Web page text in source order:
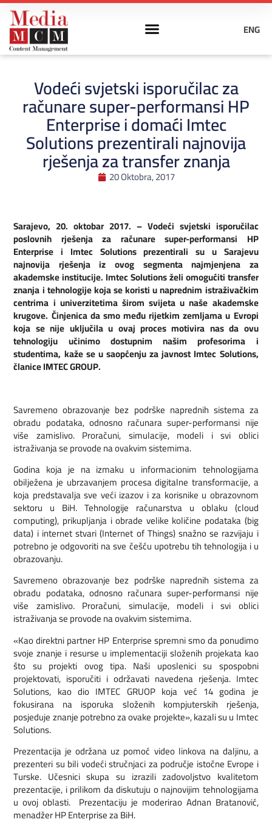
ENG
Vodeći svjetski isporučilac za
računare super-performansi HP
Enterprise i domaći Imtec
Solutions prezentirali najnovija
rješenja za transfer znanja
20 Oktobra, 2017
Sarajevo, 20. oktobar 2017. – Vodeći svjetski isporučilac
poslovnih rješenja za računare super-performansi HP
Enterprise i Imtec Solutions prezentirali su u Sarajevu
najnovija rješenja iz ovog segmenta najmjenjena za
akademske institucije. Imtec Solutions želi omogućiti transfer
znanja i tehnologije koja se koristi u naprednim istraživačkim
centrima i univerzitetima širom svijeta u naše akademske
krugove. Činjenica da smo među rijetkim zemljama u Evropi
koja se nije uključila u ovaj proces motivira nas da ovu
tehnologiju učinimo dostupnim našim profesorima i
studentima, kaže se u saopćenju za javnost Imtec Solutions,
članice IMTEC GROUP.
Savremeno obrazovanje bez podrške naprednih sistema za
obradu podataka, odnosno računara super-performansi nije
više zamislivo. Proračuni, simulacije, modeli i svi oblici
istraživanja se provode na ovakvim sistemima.
Godina koja je na izmaku u informacionim tehnologijama
obilježena je ubrzavanjem procesa digitalne transformacije, a
koja predstavalja sve veći izazov i za korisnike u obrazovnom
sektoru u BiH. Tehnologije računarstva u oblaku (cloud
computing), prikupljanja i obrade velike količine podataka (big
data) i internet stvari (Internet of Things) snažno se razvijaju i
potrebno je odgovoriti na sve češću upotrebu tih tehnologija i u
obrazovanju.
Savremeno obrazovanje bez podrške naprednih sistema za
obradu podataka, odnosno računara super-performansi nije
više zamislivo. Proračuni, simulacije, modeli i svi oblici
istraživanja se provode na ovakvim sistemima.
«Kao direktni partner HP Enterprise spremni smo da ponudimo
svoje znanje i resurse u implementaciji složenih projekata kao
što su projekti ovog tipa. Naši uposlenici su spospobni
projektovati, isporučiti i održavati navedena rješenja. Imtec
Solutions, kao dio IMTEC GRUOP koja već 14 godina je
fokusirana na isporuka složenih kompjuterskih rješenja,
posjeduje znanje potrebno za ovake projekte», kazali su u Imtec
Solutions.
Prezentacija je održana uz pomoć video linkova na daljinu, a
prezenteri su bili vodeći stručnjaci za područje istočne Evrope i
Turske. Učesnici skupa su izrazili zadovoljstvo kvalitetom
prezentacije, i prilikom da diskutuju o najnovijim tehnologijama
u ovoj oblasti. Prezentaciju je moderirao Adnan Bratanović,
menadžer HP Enterprise za BiH.